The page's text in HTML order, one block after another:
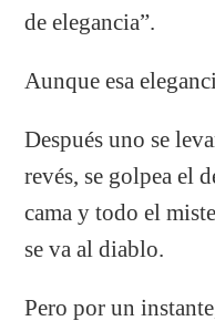
de elegancia”.
Aunque esa
Después uno se
revés, se golpea el
cama y todo el
se va al diablo.
Pero por un